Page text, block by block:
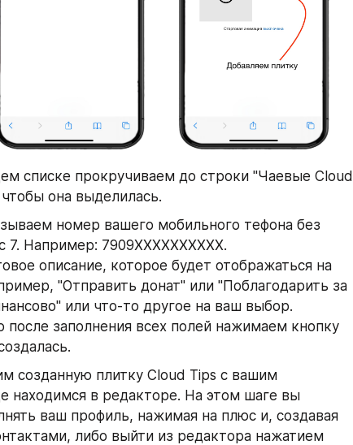
списке прокручиваем до строки "Чаевые Cloud
она выделилась.
номер вашего мобильного тефона без
7. Например: 7909ХХХХХХХХХХ.
описание, которое будет отображаться на
"Отправить донат" или "Поблагодарить за
или что-то другое на ваш выбор.
после заполнения всех полей нажимаем кнопку
созданную плитку Cloud Tips с вашим
находимся в редакторе. На этом шаге вы
ваш профиль, нажимая на плюс и, создавая
либо выйти из редактора нажатием